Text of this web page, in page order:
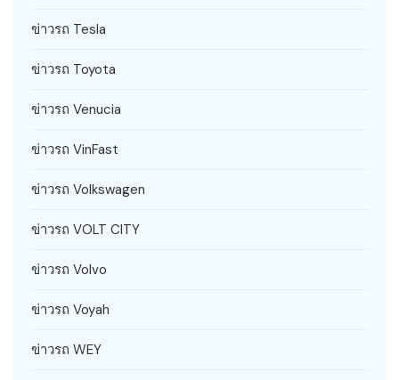
ข่าวรถ Tesla
ข่าวรถ Toyota
ข่าวรถ Venucia
ข่าวรถ VinFast
ข่าวรถ Volkswagen
ข่าวรถ VOLT CITY
ข่าวรถ Volvo
ข่าวรถ Voyah
ข่าวรถ WEY